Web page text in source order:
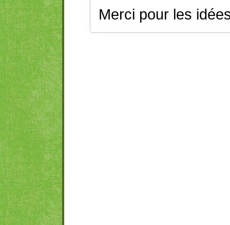
Merci pour les